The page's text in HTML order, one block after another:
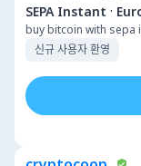
SEPA Instant ·
buy bitcoin with sepa
신규 사용자 환영